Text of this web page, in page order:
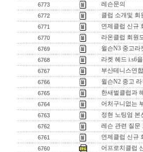
6773 레슨문의
6772 클럽 소개및 회
6771 연제클럽 신규
6770 라온클럽 회원
6769 윌슨N3 중고라
6768 라켓 헤드 i.s6
6767 부산테니스연
6766 윌슨N2 중고
6765 한새벌클럽과
6764 어처구니없는
6763 정현 노팅엄 본
6762 레슨 관련 질문
6761 연제클럽 신규
6760 어프로치클럽